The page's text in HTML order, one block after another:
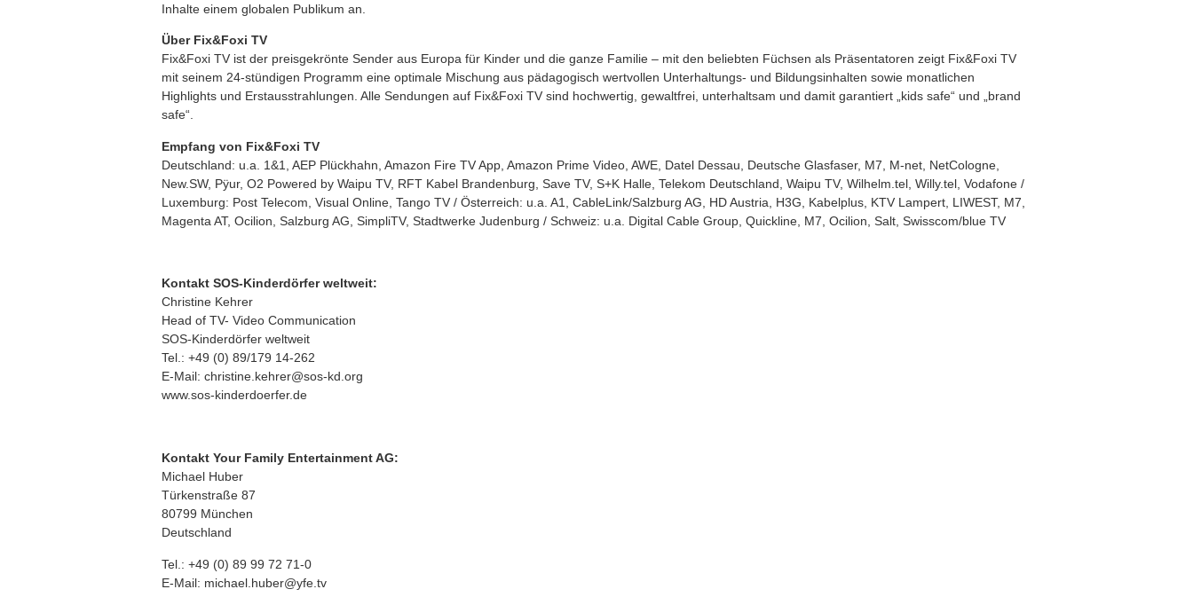
Inhalte einem globalen Publikum an.
Über Fix&Foxi TV
Fix&Foxi TV ist der preisgekrönte Sender aus Europa für Kinder und die ganze Familie – mit den beliebten Füchsen als Präsentatoren zeigt Fix&Foxi TV
mit seinem 24-stündigen Programm eine optimale Mischung aus pädagogisch wertvollen Unterhaltungs- und Bildungsinhalten sowie monatlichen
Highlights und Erstausstrahlungen. Alle Sendungen auf Fix&Foxi TV sind hochwertig, gewaltfrei, unterhaltsam und damit garantiert „kids safe“ und „brand
safe“.
Empfang von Fix&Foxi TV
Deutschland: u.a. 1&1, AEP Plückhahn, Amazon Fire TV App, Amazon Prime Video, AWE, Datel Dessau, Deutsche Glasfaser, M7, M-net, NetCologne,
New.SW, Pÿur, O2 Powered by Waipu TV, RFT Kabel Brandenburg, Save TV, S+K Halle, Telekom Deutschland, Waipu TV, Wilhelm.tel, Willy.tel, Vodafone /
Luxemburg: Post Telecom, Visual Online, Tango TV / Österreich: u.a. A1, CableLink/Salzburg AG, HD Austria, H3G, Kabelplus, KTV Lampert, LIWEST, M7,
Magenta AT, Ocilion, Salzburg AG, SimpliTV, Stadtwerke Judenburg / Schweiz: u.a. Digital Cable Group, Quickline, M7, Ocilion, Salt, Swisscom/blue TV
Kontakt SOS-Kinderdörfer weltweit:
Christine Kehrer
Head of TV- Video Communication
SOS-Kinderdörfer weltweit
Tel.: +49 (0) 89/179 14-262
E-Mail: christine.kehrer@sos-kd.org
www.sos-kinderdoerfer.de
Kontakt Your Family Entertainment AG:
Michael Huber
Türkenstraße 87
80799 München
Deutschland
Tel.: +49 (0) 89 99 72 71-0
E-Mail: michael.huber@yfe.tv